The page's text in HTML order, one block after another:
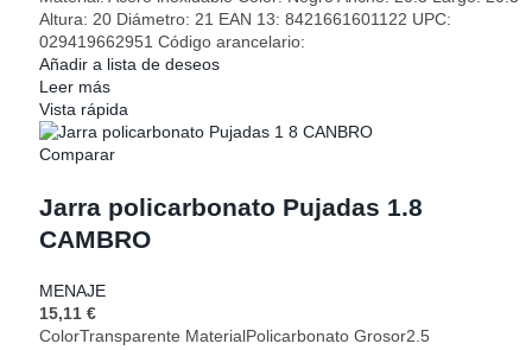
Altura: 20 Diámetro: 21 EAN 13: 8421661601122 UPC:
029419662951 Código arancelario:
Añadir a lista de deseos
Leer más
Vista rápida
Comparar
Jarra policarbonato Pujadas 1.8
CAMBRO
MENAJE
15,11 €
ColorTransparente MaterialPolicarbonato Grosor2.5